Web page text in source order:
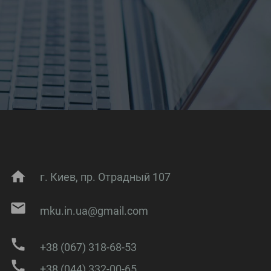
home г. Киев, пр. Отрадный 107
mail mku.in.ua@gmail.com
call +38 (067) 318-68-53
call